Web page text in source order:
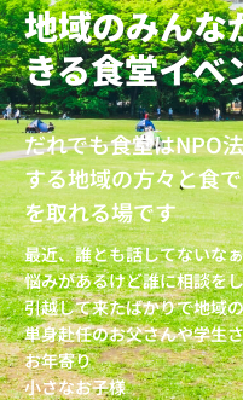
地域のみんな
きる食堂イベ
だれでも食堂はNPO
する地域の方々と食
を取れる場です
最近、誰とも話してないな
悩みがあるけど誰に相談を
引越して来たばかりで地域
単身赴任のお父さんや学生
お年寄り
小さなお子様